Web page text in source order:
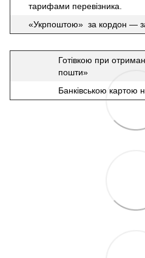
тарифами перевізника.
«Укрпоштою» за кордон —
Готівкою при
пошти»
Банківською картою